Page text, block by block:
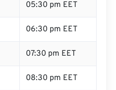
05:30 pm EET
06:30 pm EET
07:30 pm EET
08:30 pm EET